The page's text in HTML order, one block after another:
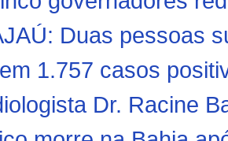
Duas pessoas
1.757 casos
Dr. Racine